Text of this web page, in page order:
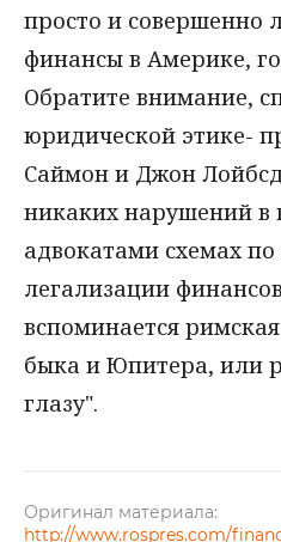
просто и совершенно
финансы в Америке,
Обратите внимание,
юридической этике-
Саймон и Джон
никаких нарушений
адвокатами схемах
легализации
вспоминается
быка и Юпитера, или
глазу".
Оригинал материала:
http://www.rospres.com/